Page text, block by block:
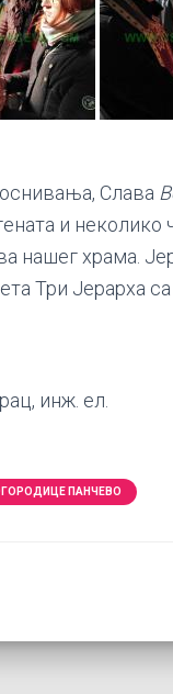
Слава
и неколико
нашег храма.
Три Јерарха
инж. ел.
ПАНЧЕВО